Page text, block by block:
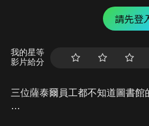
請先登
我的星等
影片給分
三位薩泰爾員工都不知道圖書